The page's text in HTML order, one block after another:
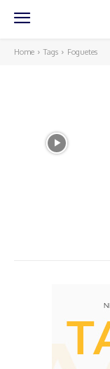
Home Tags Foguetes